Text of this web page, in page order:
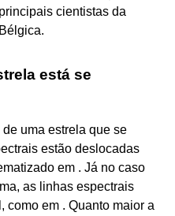
cientistas da
está se
uma estrela que se
estão deslocadas
em . Já no caso
as linhas espectrais
como em . Quanto maior a